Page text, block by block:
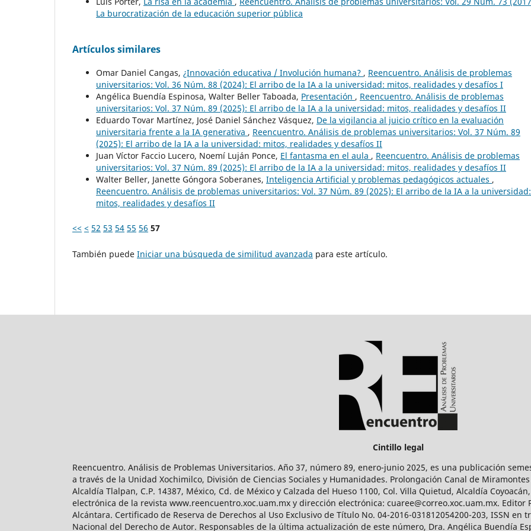
La burocratización de la educación superior pública
Artículos similares
Omar Daniel Cangas, ¿Innovación educativa / Involución humana? , Reencuentro. Análisis de problemas
universitarios: Vol. 36 Núm. 88 (2024): El arribo de la IA a la universidad: mitos, realidades y desafíos I
Angélica Buendía Espinosa, Walter Beller Taboada, Presentación , Reencuentro. Análisis de problemas
universitarios: Vol. 37 Núm. 89 (2025): El arribo de la IA a la universidad: mitos, realidades y desafíos II
Eduardo Tovar Martínez, José Daniel Sánchez Vásquez, De la vigilancia al juicio crítico en la evaluación
universitaria frente a la IA generativa , Reencuentro. Análisis de problemas universitarios: Vol. 37 Núm. 89
(2025): El arribo de la IA a la universidad: mitos, realidades y desafíos II
Juan Víctor Faccio Lucero, Noemí Luján Ponce, El fantasma en el aula , Reencuentro. Análisis de problemas
universitarios: Vol. 37 Núm. 89 (2025): El arribo de la IA a la universidad: mitos, realidades y desafíos II
Walter Beller, Janette Góngora Soberanes, Inteligencia Artificial y problemas pedagógicos actuales ,
Reencuentro. Análisis de problemas universitarios: Vol. 37 Núm. 89 (2025): El arribo de la IA a la universidad:
mitos, realidades y desafíos II
<< < 52 53 54 55 56 57
También puede Iniciar una búsqueda de similitud avanzada para este artículo.
Cintillo legal
Reencuentro. Análisis de Problemas Universitarios. Año 37, número 89, enero-junio 2025, es una publicación
a través de la Unidad Xochimilco, División de Ciencias Sociales y Humanidades. Prolongación Canal de Miramontes
Alcaldía Tlalpan, C.P. 14387, México, Cd. de México y Calzada del Hueso 1100, Col. Villa Quietud, Alcaldía
electrónica de la revista www.reencuentro.xoc.uam.mx y dirección electrónica: cuaree@correo.xoc.uam.mx. Editor
Alcántara. Certificado de Reserva de Derechos al Uso Exclusivo de Título No. 04-2016-031812054200-203, ISSN
Nacional del Derecho de Autor. Responsables de la última actualización de este número, Dra. Angélica Buendía